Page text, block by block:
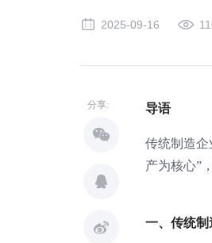
2025-09-16
分享: 导语
传统制造企
产为核心”
一、传统